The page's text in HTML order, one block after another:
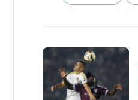
Kretanje
članka